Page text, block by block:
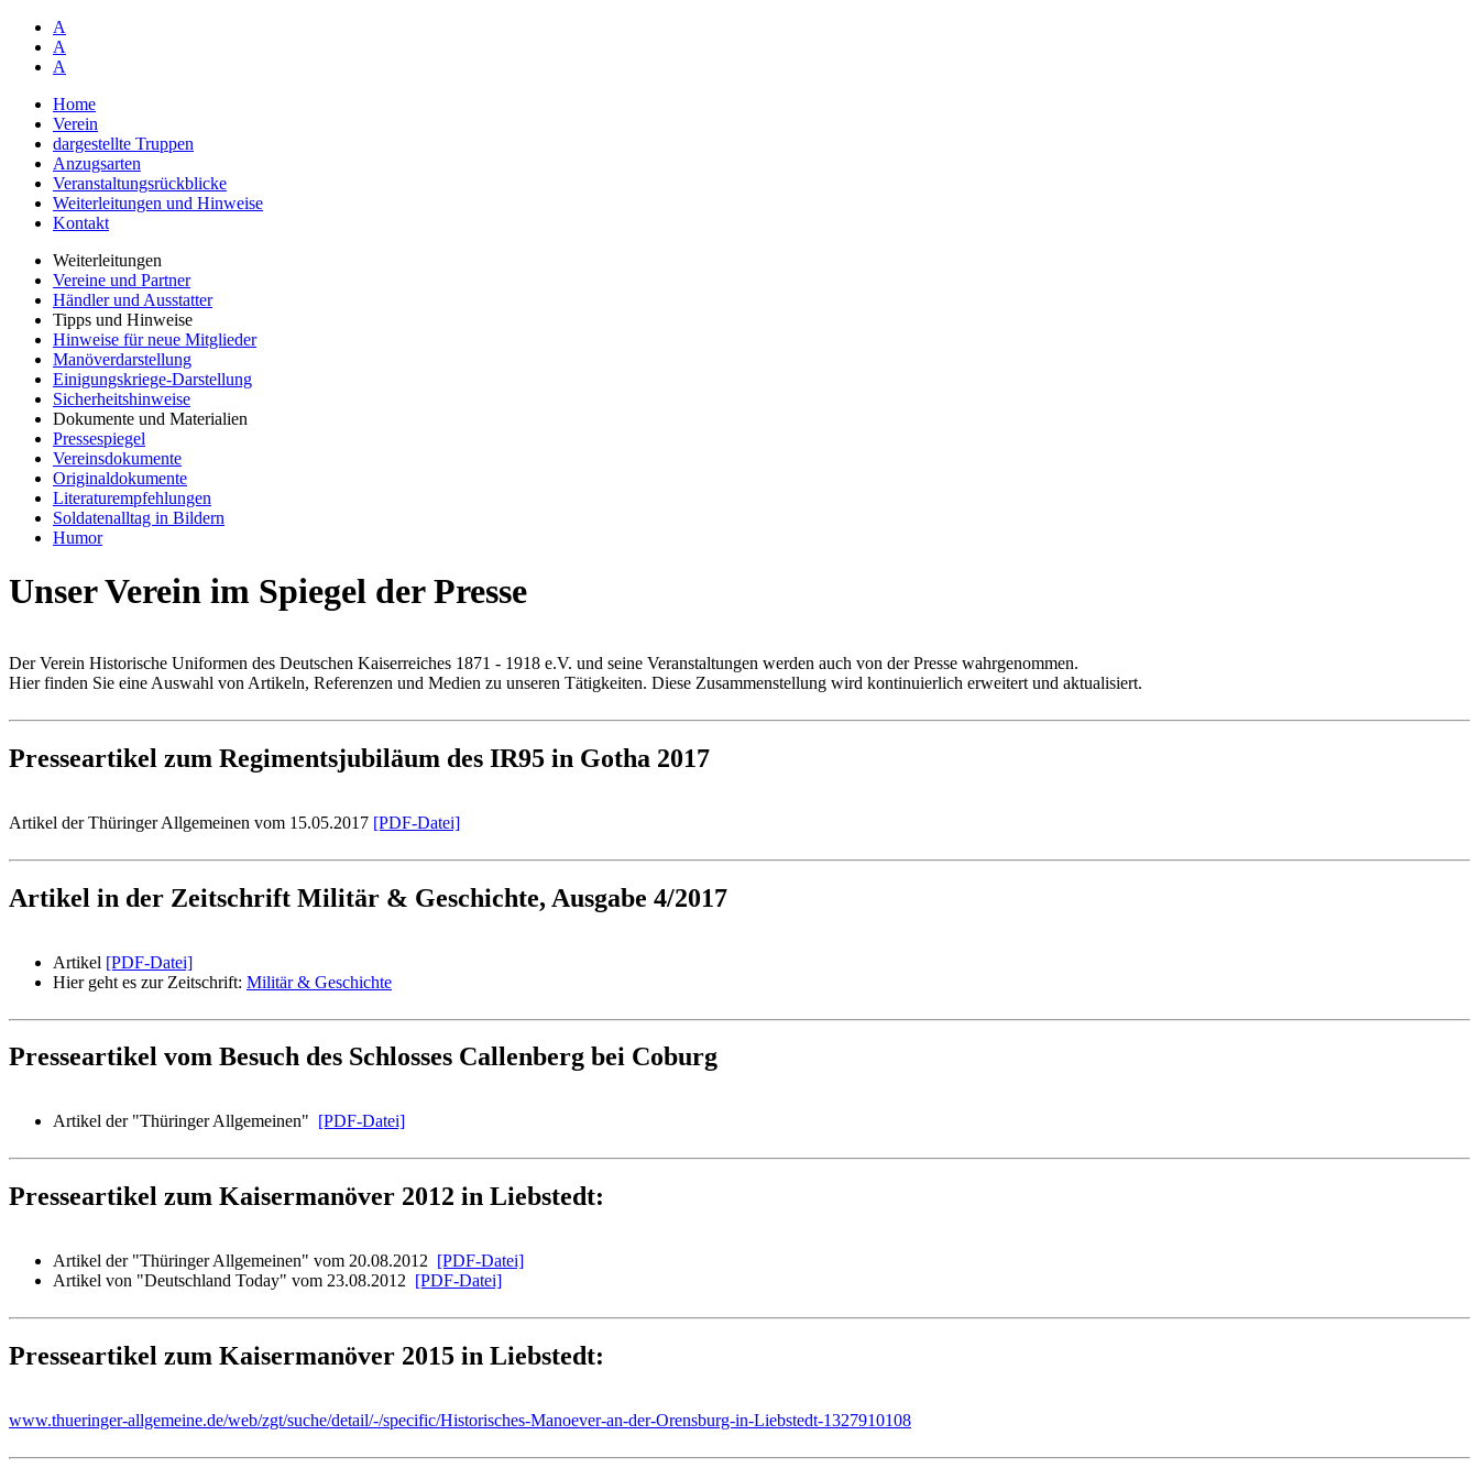
A
A
A
Home
Verein
dargestellte Truppen
Anzugsarten
Veranstaltungsrückblicke
Weiterleitungen und Hinweise
Kontakt
Weiterleitungen
Vereine und Partner
Händler und Ausstatter
Tipps und Hinweise
Hinweise für neue Mitglieder
Manöverdarstellung
Einigungskriege-Darstellung
Sicherheitshinweise
Dokumente und Materialien
Pressespiegel
Vereinsdokumente
Originaldokumente
Literaturempfehlungen
Soldatenalltag in Bildern
Humor
Unser Verein im Spiegel der Presse
Der Verein Historische Uniformen des Deutschen Kaiserreiches 1871 - 1918 e.V. und seine Veranstaltungen werden auch von der Presse wahrgenommen.
Hier finden Sie eine Auswahl von Artikeln, Referenzen und Medien zu unseren Tätigkeiten. Diese Zusammenstellung wird kontinuierlich erweitert und aktualisiert.
Presseartikel zum Regimentsjubiläum des IR95 in Gotha 2017
Artikel der Thüringer Allgemeinen vom 15.05.2017 [PDF-Datei]
Artikel in der Zeitschrift Militär & Geschichte, Ausgabe 4/2017
Artikel [PDF-Datei]
Hier geht es zur Zeitschrift: Militär & Geschichte
Presseartikel vom Besuch des Schlosses Callenberg bei Coburg
Artikel der "Thüringer Allgemeinen" [PDF-Datei]
Presseartikel zum Kaisermanöver 2012 in Liebstedt:
Artikel der "Thüringer Allgemeinen" vom 20.08.2012 [PDF-Datei]
Artikel von "Deutschland Today" vom 23.08.2012 [PDF-Datei]
Presseartikel zum Kaisermanöver 2015 in Liebstedt:
www.thueringer-allgemeine.de/web/zgt/suche/detail/-/specific/Historisches-Manoever-an-der-Orensburg-in-Liebstedt-1327910108